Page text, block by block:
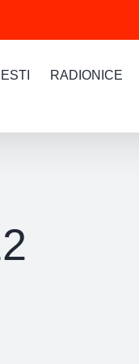
RADIONICE